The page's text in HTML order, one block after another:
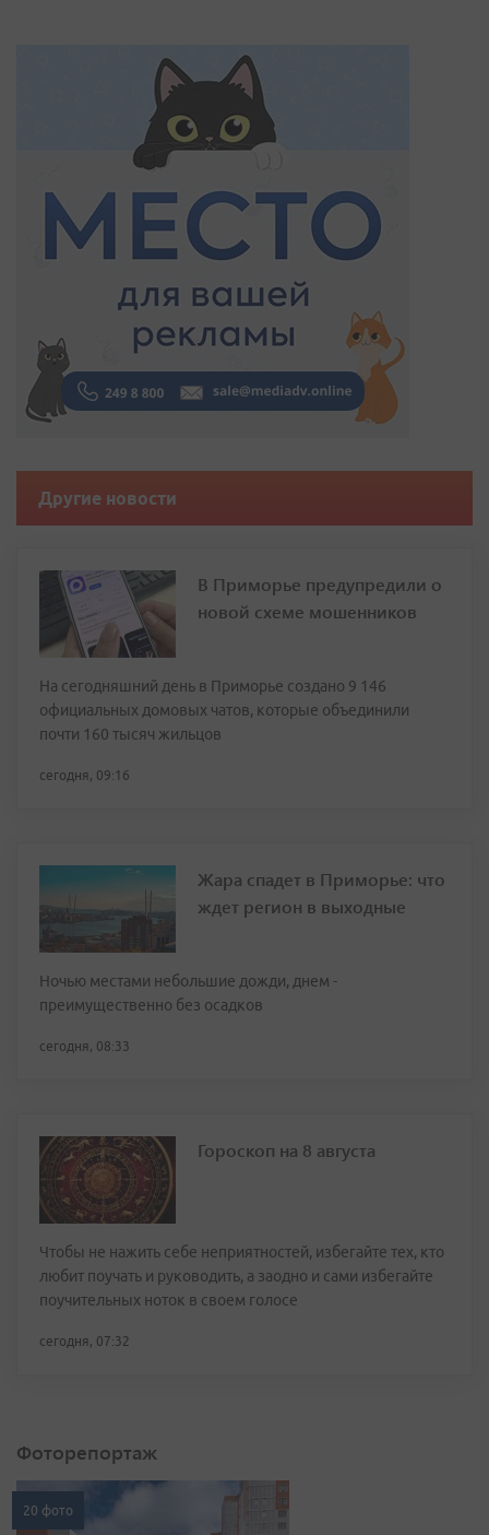
Другие новости
В Приморье предупредили о
новой схеме мошенников
На сегодняшний день в Приморье создано 9 146
официальных домовых чатов, которые объединили
почти 160 тысяч жильцов
сегодня, 09:16
Жара спадет в Приморье: что
ждет регион в выходные
Ночью местами небольшие дожди, днем -
преимущественно без осадков
сегодня, 08:33
Гороскоп на 8 августа
Чтобы не нажить себе неприятностей, избегайте тех, кто
любит поучать и руководить, а заодно и сами избегайте
поучительных ноток в своем голосе
сегодня, 07:32
Фоторепортаж
20 фото